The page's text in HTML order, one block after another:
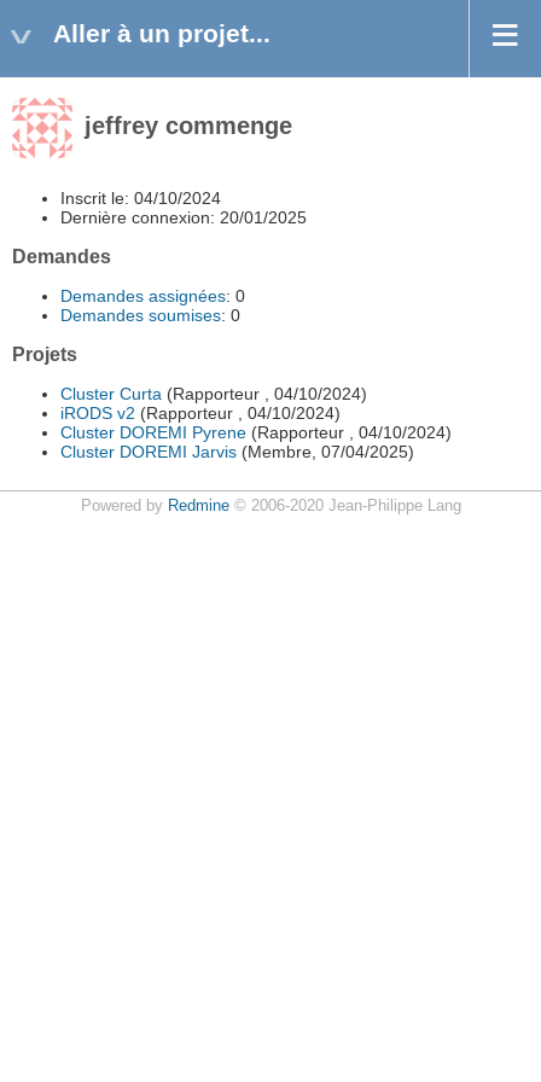
Aller à un projet...
jeffrey commenge
Inscrit le: 04/10/2024
Dernière connexion: 20/01/2025
Demandes
Demandes assignées: 0
Demandes soumises: 0
Projets
Cluster Curta (Rapporteur , 04/10/2024)
iRODS v2 (Rapporteur , 04/10/2024)
Cluster DOREMI Pyrene (Rapporteur , 04/10/2024)
Cluster DOREMI Jarvis (Membre, 07/04/2025)
Powered by Redmine© 2006-2020 Jean-Philippe Lang